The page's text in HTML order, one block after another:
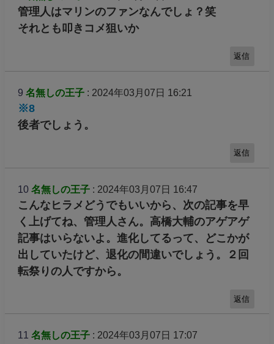
管理人はマリンのファンなんでしょ？笑
それとも叩きコメ狙いか
返信
9 名無しの王子: 2024年03月07日 16:21
※8
後者でしょう。
返信
10 名無しの王子: 2024年03月07日 16:47
こんなヒラメどうでもいいから、次の記事を早
く上げてね、管理人さん。高橋大輔のアゲアゲ
記事はいらないよ。進化してるって、どこかが
出していたけど、退化の間違いでしょう。２回
転祭りの人ですから。
返信
11 名無しの王子: 2024年03月07日 17:07